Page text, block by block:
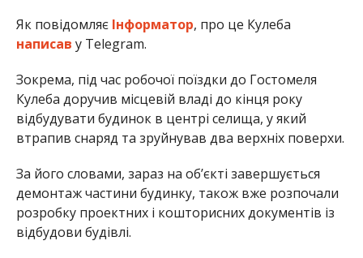
Як повідомляє Інформатор, про це Кулеба
написав у Telegram.
Зокрема, під час робочої поїздки до Гостомеля
Кулеба доручив місцевій владі до кінця року
відбудувати будинок в центрі селища, у який
втрапив снаряд та зруйнував два верхніх поверхи.
За його словами, зараз на об’єкті завершується
демонтаж частини будинку, також вже розпочали
розробку проектних і кошторисних документів із
відбудови будівлі.